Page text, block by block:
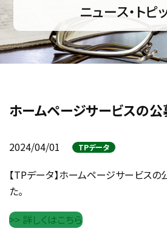
ニュース・トピ
ホームページサービスの
2024/04/01 TPデータ
【TPデータ】ホームページサービス
た。
>> 詳しくはこちら